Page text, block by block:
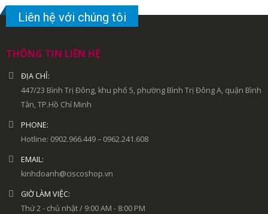
Liên hệ với chúng tôi
THÔNG TIN LIÊN HỆ
ĐỊA CHỈ:
447/23 Bình Trị Đông, khu phố 5, phường Bình Trị Đông A, quận Bình
Tân, TP.Hồ Chí Minh
PHONE:
Hotline: 0902.966.449 – 0962.241.608
EMAIL:
kinhdoanh@ciscoshop.vn
GIỜ LÀM VIỆC:
Thứ 2 - chủ nhật / 9:00 AM - 8:00 PM